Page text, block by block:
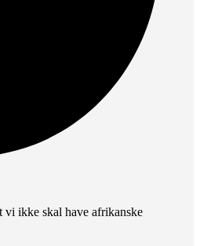
vi ikke skal have afrikanske